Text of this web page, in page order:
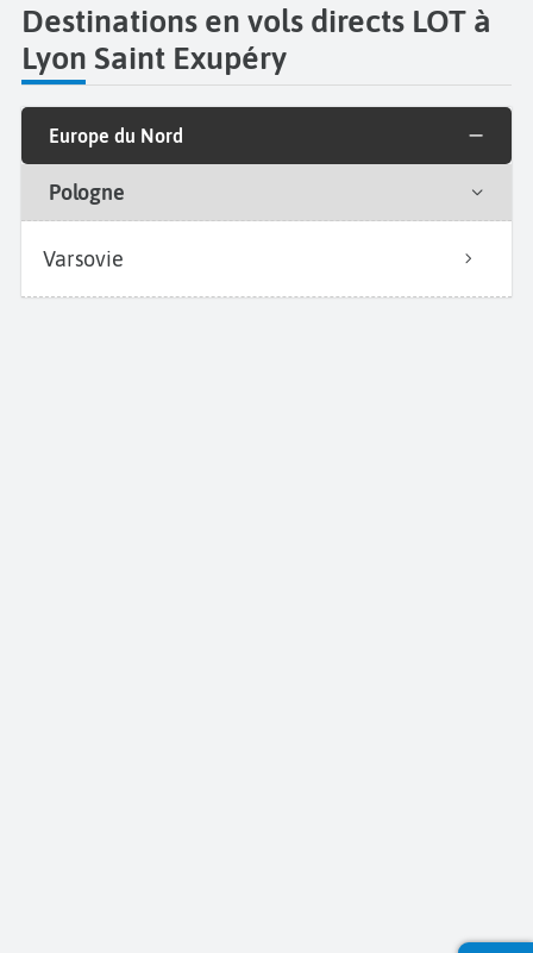
Destinations en vols directs LOT à
Lyon Saint Exupéry
Europe du Nord
Pologne
Varsovie